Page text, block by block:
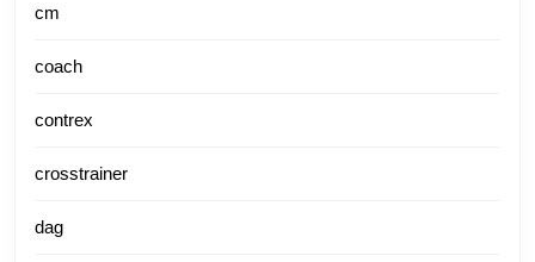
cm
coach
contrex
crosstrainer
dag